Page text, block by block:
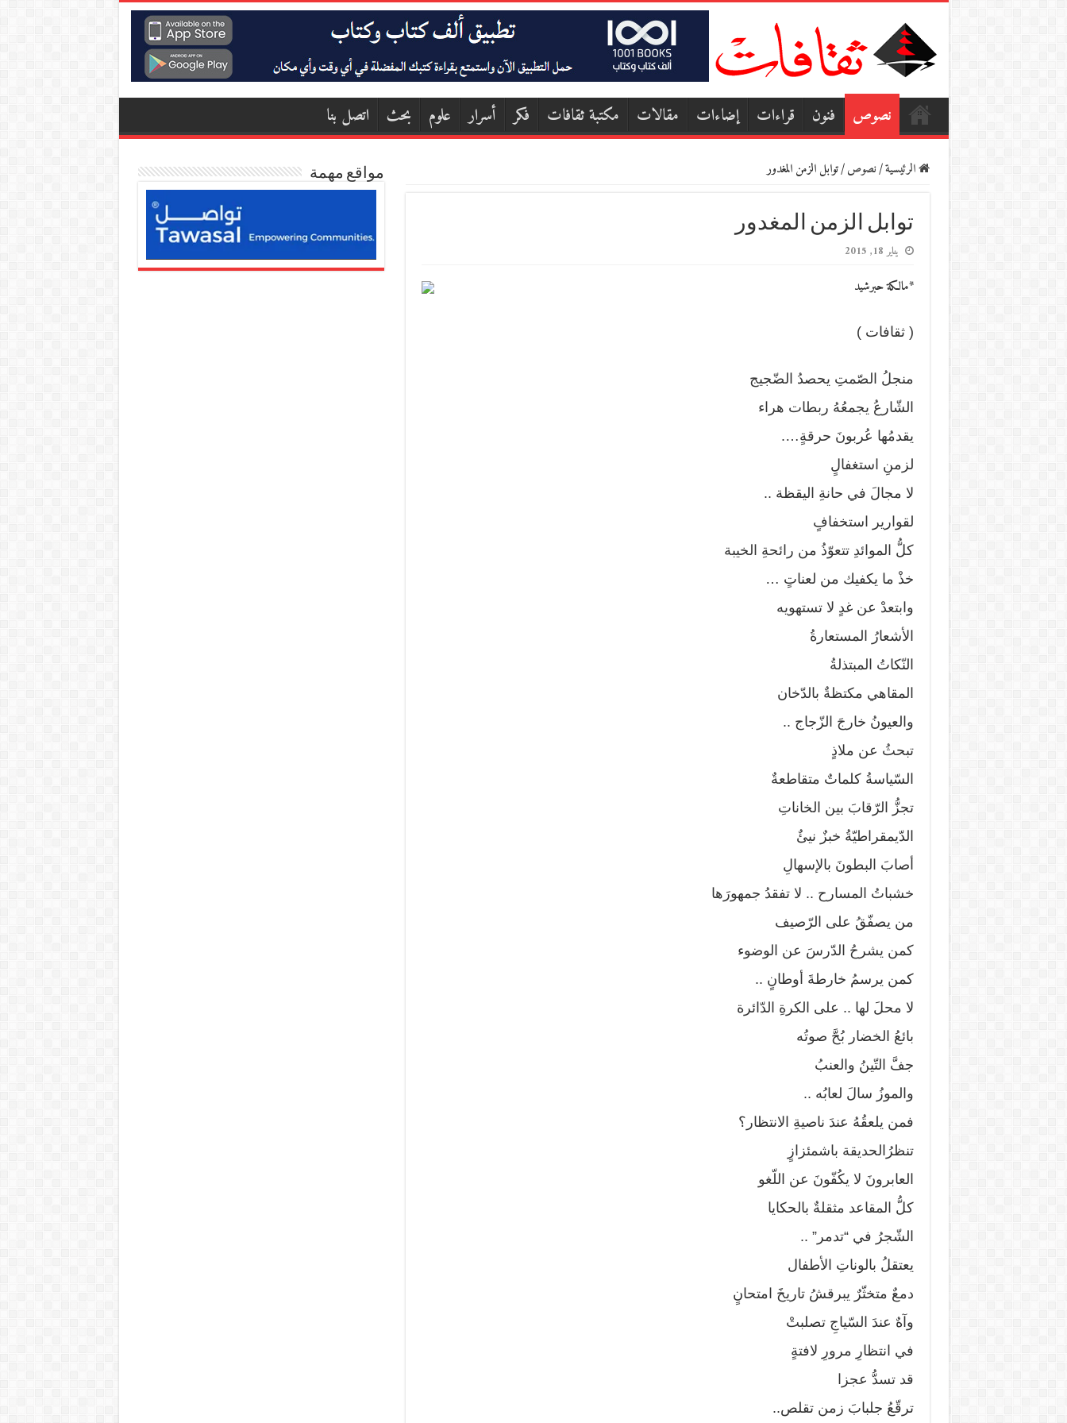
نصوص فنون قراءات إضاءات مقالات مكتبة ثقافات فكر أسرار علوم بحث اتصل بنا
الرئيسية/نصوص/توابل الزمن المغدور
توابل الزمن المغدور
يناير 18, 2015
*مالكة حبرشيد
( ثقافات )
منجلُ الصّمتِ يحصدُ الضّجيج
الشّارعُ يجمعُهُ ربطات هراء
يقدمُها عُربونَ حرقةٍ….
لزمنِ استغفالٍ
لا مجالَ في حانةِ اليقظة ..
لقوارير استخفافٍ
كلُّ الموائدِ تتعوّذُ من رائحةِ الخيبة
خذْ ما يكفيك من لعناتٍ …
وابتعدْ عن غدٍ لا تستهويه
الأشعارُ المستعارةُ
النّكاتُ المبتذلةُ
المقاهي مكتظةٌ بالدّخان
والعيونُ خارجَ الزّجاج ..
تبحثُ عن ملاذٍ
السّياسةُ كلماتٌ متقاطعةٌ
تجزُّ الرّقابَ بين الخاناتِ
الدّيمقراطيّةُ خبزٌ نيئٌ
أصابَ البطونَ بالإسهالِ
خشباتُ المسارح .. لا تفقدُ جمهورَها
من يصفّقُ على الرّصيف
كمن يشرحُ الدّرسَ عن الوضوء
كمن يرسمُ خارطةَ أوطانٍ ..
لا محلَ لها .. على الكرةِ الدّائرة
بائعُ الخضار بُحَّ صوتُه
جفَّ التّينُ والعنبُ
والموزُ سالَ لعابُه ..
فمن يلعقُهُ عندَ ناصيةِ الانتظار؟
تنظرُالحديقة باشمئزازٍ
العابرونَ لا يكُفّونَ عن اللّغو
كلُّ المقاعد مثقلةٌ بالحكايا
الشّجرُ في “تدمر” ..
يعتقلُ بالوناتِ الأطفال
دمعٌ متخثّرٌ يبرقشُ تاريخََ امتحانٍ
وآهٌ عندَ السّياجِ تصلبتْ
في انتظارِ مرورِ لافتةٍ
قد تسدُّ عجزا
ترقّعُ جلبابَ زمن تقلص..
مواقع مهمة